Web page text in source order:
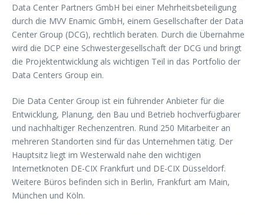
Data Center Partners GmbH bei einer Mehrheitsbeteiligung
durch die MVV Enamic GmbH, einem Gesellschafter der Data
Center Group (DCG), rechtlich beraten. Durch die Übernahme
wird die DCP eine Schwestergesellschaft der DCG und bringt
die Projektentwicklung als wichtigen Teil in das Portfolio der
Data Centers Group ein.
Die Data Center Group ist ein führender Anbieter für die
Entwicklung, Planung, den Bau und Betrieb hochverfügbarer
und nachhaltiger Rechenzentren. Rund 250 Mitarbeiter an
mehreren Standorten sind für das Unternehmen tätig. Der
Hauptsitz liegt im Westerwald nahe den wichtigen
Internetknoten DE-CIX Frankfurt und DE-CIX Düsseldorf.
Weitere Büros befinden sich in Berlin, Frankfurt am Main,
München und Köln.